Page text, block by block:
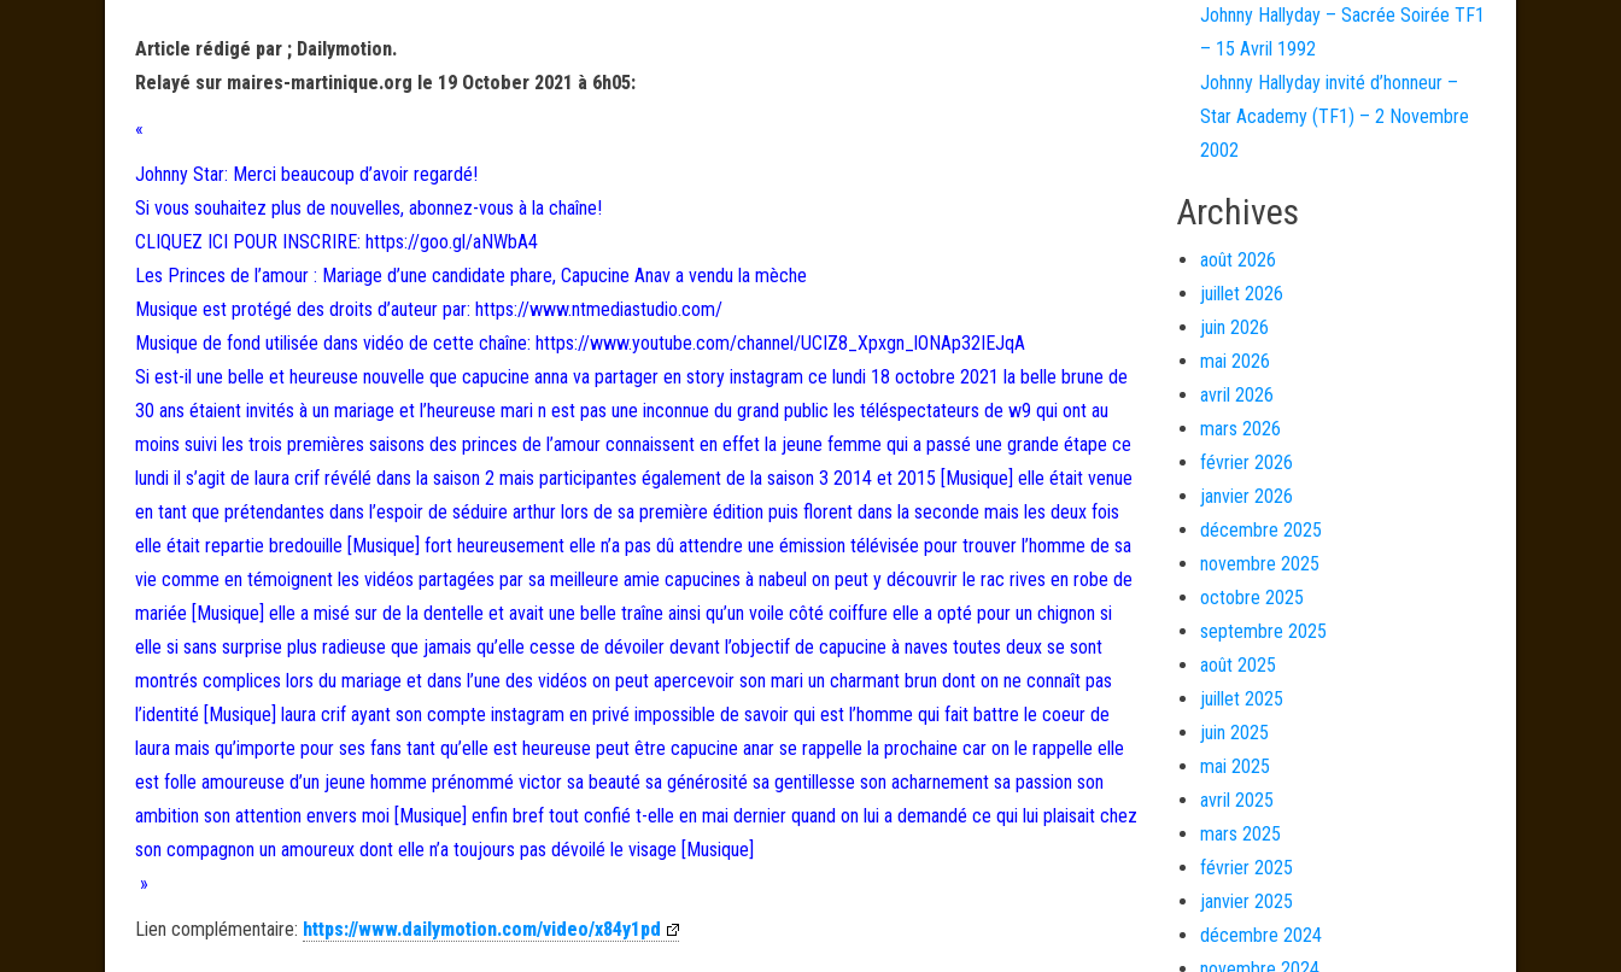
Article rédigé par ; Dailymotion.
Relayé sur maires-martinique.org le 19 October 2021 à 6h05:
«
Johnny Star: Merci beaucoup d’avoir regardé!
Si vous souhaitez plus de nouvelles, abonnez-vous à la chaîne!
CLIQUEZ ICI POUR INSCRIRE: https://goo.gl/aNWbA4
Les Princes de l’amour : Mariage d’une candidate phare, Capucine Anav a vendu la mèche
Musique est protégé des droits d’auteur par: https://www.ntmediastudio.com/
Musique de fond utilisée dans vidéo de cette chaîne: https://www.youtube.com/channel/UCIZ8_Xpxgn_lONAp32IEJqA
Si est-il une belle et heureuse nouvelle que capucine anna va partager en story instagram ce lundi 18 octobre 2021 la belle brune de
30 ans étaient invités à un mariage et l’heureuse mari n est pas une inconnue du grand public les téléspectateurs de w9 qui ont au
moins suivi les trois premières saisons des princes de l’amour connaissent en effet la jeune femme qui a passé une grande étape ce
lundi il s’agit de laura crif révélé dans la saison 2 mais participantes également de la saison 3 2014 et 2015 [Musique] elle était venue
en tant que prétendantes dans l’espoir de séduire arthur lors de sa première édition puis florent dans la seconde mais les deux fois
elle était repartie bredouille [Musique] fort heureusement elle n’a pas dû attendre une émission télévisée pour trouver l’homme de sa
vie comme en témoignent les vidéos partagées par sa meilleure amie capucines à nabeul on peut y découvrir le rac rives en robe de
mariée [Musique] elle a misé sur de la dentelle et avait une belle traîne ainsi qu’un voile côté coiffure elle a opté pour un chignon si
elle si sans surprise plus radieuse que jamais qu’elle cesse de dévoiler devant l’objectif de capucine à naves toutes deux se sont
montrés complices lors du mariage et dans l’une des vidéos on peut apercevoir son mari un charmant brun dont on ne connaît pas
l’identité [Musique] laura crif ayant son compte instagram en privé impossible de savoir qui est l’homme qui fait battre le coeur de
laura mais qu’importe pour ses fans tant qu’elle est heureuse peut être capucine anar se rappelle la prochaine car on le rappelle elle
est folle amoureuse d’un jeune homme prénommé victor sa beauté sa générosité sa gentillesse son acharnement sa passion son
ambition son attention envers moi [Musique] enfin bref tout confié t-elle en mai dernier quand on lui a demandé ce qui lui plaisait chez
son compagnon un amoureux dont elle n’a toujours pas dévoilé le visage [Musique]
»
Lien complémentaire: https://www.dailymotion.com/video/x84y1pd
Johnny Hallyday – Sacrée Soirée TF1
– 15 Avril 1992
Johnny Hallyday invité d’honneur –
Star Academy (TF1) – 2 Novembre
2002
Archives
août 2026
juillet 2026
juin 2026
mai 2026
avril 2026
mars 2026
février 2026
janvier 2026
décembre 2025
novembre 2025
octobre 2025
septembre 2025
août 2025
juillet 2025
juin 2025
mai 2025
avril 2025
mars 2025
février 2025
janvier 2025
décembre 2024